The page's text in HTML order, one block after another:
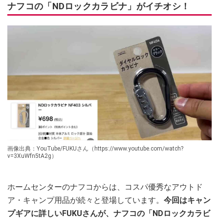
ナフコの「NDロックカラビナ」がイチオシ！
画像出典：YouTube/FUKUさん（https://www.youtube.com/watch?
v=3XuWfn5tA2g）
ホームセンターのナフコからは、コスパ優秀なアウトド
ア・キャンプ用品が続々と登場しています。 今回はキャン
プギアに詳しいFUKUさんが、ナフコの「NDロックカラビ